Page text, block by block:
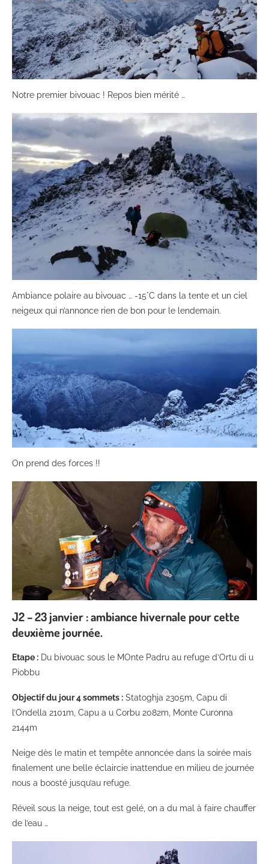
Notre premier bivouac ! Repos bien mérité …
Ambiance polaire au bivouac … -15°C dans la tente et un ciel
neigeux qui n’annonce rien de bon pour le lendemain.
On prend des forces !!
J2 – 23 janvier : ambiance hivernale pour cette
deuxième journée.
Etape : Du bivouac sous le MOnte Padru au refuge d’Ortu di u
Piobbu
Objectif du jour4 sommets : Statoghja 2305m, Capu di
l’Ondella 2101m, Capu a u Corbu 2082m, Monte Curonna
2144m
Neige dès le matin et tempête annoncée dans la soirée mais
finalement une belle éclaircie inattendue en milieu de journée
nous a boosté jusqu’au refuge.
Réveil sous la neige, tout est gelé, on a du mal à faire chauffer
de l’eau …